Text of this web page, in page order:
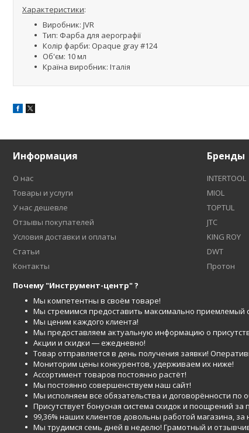
Характеристики:
Виробник: JVR
Тип: Фарба для аерографії
Колір фарби: Opaque gray #124
Об'єм: 10 мл
Країна виробник: Італія
Информация
О нас
Товары и услуги
У нас дешевле
Отзывы покупателей
Условия доставки и оплаты
Статьи
Контакты
Бренды
INTERTOOL
MIOL
TOPTUL
JTC
KING ROY
DWT
Протон
Почему "Инструмент-центр" ?
Мы компетентны в своём товаре!
Мы стремимся предоставить максимально приемлемый
Мы ценим каждого клиента!
Мы предоставляем актуальную информацию о
Акции и скидки ― ежедневно!
Товар отправляется в день получения заявки!
Мониторим цены конкурентов, удерживаем их ниже!
Ассортимент товаров постоянно растёт!
Мы постоянно совершенствуем наш сайт!
Мы исполняем все обязательства и договорённости
Присутствует бонусная система скидок и поощрений за
99,36% наших клиентов довольны работой магазина,
Мы трудимся семь дней в неделю! Грамотный и